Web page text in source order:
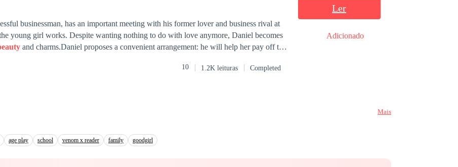
businessman, has an important meeting with his former lover and business rival at
young girl works. Despite wanting nothing to do with love anymore, Daniel becomes
and charms.Daniel proposes a convenient arrangement: he will help her pay off the
and Ava must face together the consequences of their decisions and fight for the
10 1.2K leituras Completed
Ler
Adicionado
Mais
age play school venom x reader family goodgirl